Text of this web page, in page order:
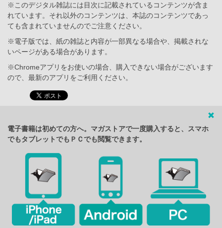
※このデジタル雑誌には目次に記載されているコンテンツが含ま
れています。それ以外のコンテンツは、本誌のコンテンツであっ
ても含まれていませんのでご注意ください。
※電子版では、紙の雑誌と内容が一部異なる場合や、掲載されな
いページがある場合があります。
※Chromeアプリをお使いの場合、購入できない場合がございます
ので、最新のアプリをご利用ください。
電子書籍は初めての方へ。マガストアで一度購入すると、スマホ
でもタブレットでもＰＣでも閲覧できます。